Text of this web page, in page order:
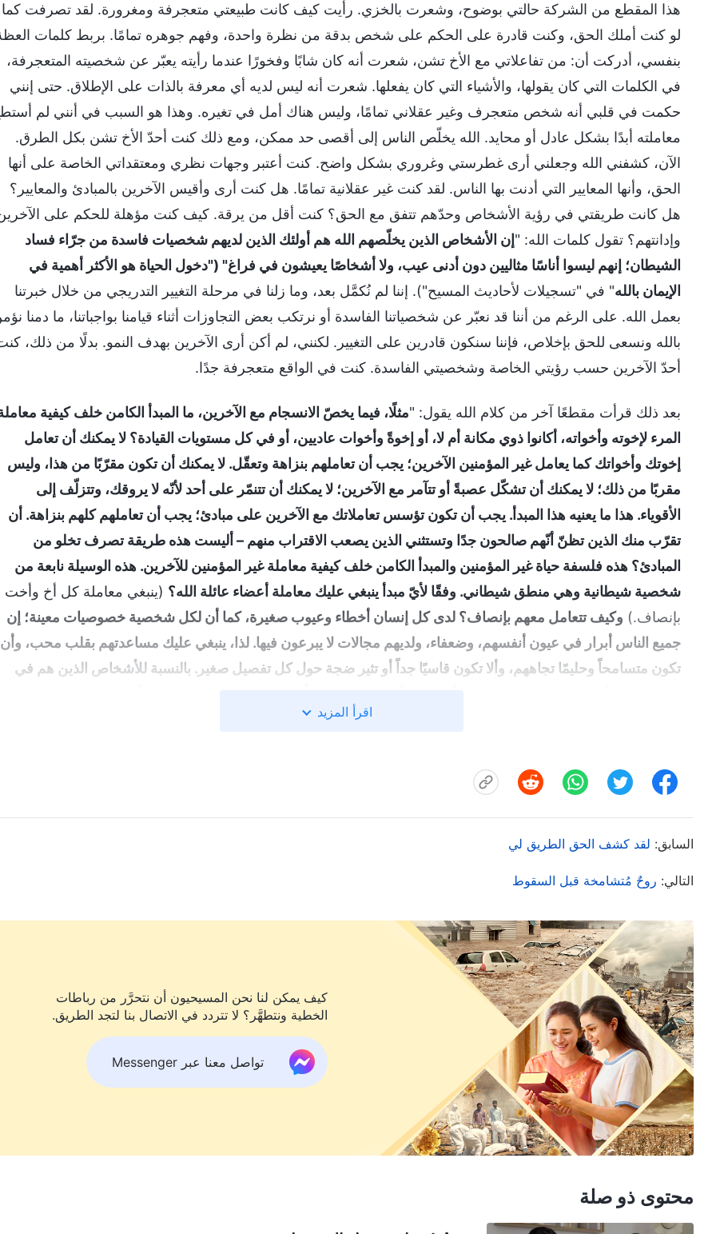
هذا المقطع من الشركة حالتي بوضوح، وشعرت بالخزي. رأيت كيف كانت طبيعتي متعجرفة ومغرورة. لقد تصرفت كما
لو كنت أملك الحق، وكنت قادرة على الحكم على شخص بدقة من نظرة واحدة، وفهم جوهره تمامًا. بربط كلمات
بنفسي، أدركت أن: من تفاعلاتي مع الأخ تشن، شعرت أنه كان شابًا وفخورًا عندما رأيته يعبّر عن شخصيته المتعجرفة،
في الكلمات التي كان يقولها، والأشياء التي كان يفعلها. شعرت أنه ليس لديه أي معرفة بالذات على الإطلاق. حتى إنني
حكمت في قلبي أنه شخص متعجرف وغير عقلاني تمامًا، وليس هناك أمل في تغيره. وهذا هو السبب في أنني لم
معاملته أبدًا بشكل عادل أو محايد. الله يخلّص الناس إلى أقصى حد ممكن، ومع ذلك كنت أحدّ الأخ تشن بكل الطرق.
الآن، كشفني الله وجعلني أرى غطرستي وغروري بشكل واضح. كنت أعتبر وجهات نظري ومعتقداتي الخاصة على أنها
الحق، وأنها المعايير التي أدنت بها الناس. لقد كنت غير عقلانية تمامًا. هل كنت أرى وأقيس الآخرين بالمبادئ والمعايير؟
هل كانت طريقتي في رؤية الأشخاص وحدّهم تتفق مع الحق؟ كنت أقل من يرقة. كيف كنت مؤهلة للحكم على
وإدانتهم؟ تقول كلمات الله: " إن الأشخاص الذين يخلّصهم الله هم أولئك الذين لديهم شخصيات فاسدة من جرّاء فساد
الشيطان؛ إنهم ليسوا أناسًا مثاليين دون أدنى عيب، ولا أشخاصًا يعيشون في فراغ" ("دخول الحياة هو الأكثر أهمية في
الإيمان بالله" في "تسجيلات لأحاديث المسيح"). إننا لم نُكمَّل بعد، وما زلنا في مرحلة التغيير التدريجي من خلال خبرتنا
بعمل الله. على الرغم من أننا قد نعبّر عن شخصياتنا الفاسدة أو نرتكب بعض التجاوزات أثناء قيامنا بواجباتنا، ما دمنا
بالله ونسعى للحق بإخلاص، فإننا سنكون قادرين على التغيير. لكنني، لم أكن أرى الآخرين بهدف النمو. بدلًا من ذلك،
أحدّ الآخرين حسب رؤيتي الخاصة وشخصيتي الفاسدة. كنت في الواقع متعجرفة جدًا.
بعد ذلك قرأت مقطعًا آخر من كلام الله يقول: "مثلًا، فيما يخصّ الانسجام مع الآخرين، ما المبدأ الكامن خلف كيفية
المرء لإخوته وأخواته، أكانوا ذوي مكانة أم لا، أو إخوةً وأخوات عاديين، أو في كل مستويات القيادة؟ لا يمكنك أن تعامل
إخوتك وأخواتك كما يعامل غير المؤمنين الآخرين؛ يجب أن تعاملهم بنزاهة وتعقّل. لا يمكنك أن تكون مقرّبًا من هذا، وليس
مقربًا من ذلك؛ لا يمكنك أن تشكّل عصبةً أو تتآمر مع الآخرين؛ لا يمكنك أن تتنمّر على أحد لأنّه لا يروقك، وتتزلّف إلى
الأقوياء. هذا ما يعنيه هذا المبدأ. يجب أن تكون تؤسس تعاملاتك مع الآخرين على مبادئ؛ يجب أن تعاملهم كلهم بنزاهة. أن
تقرّب منك الذين تظنّ أنّهم صالحون جدًا وتستثني الذين يصعب الاقتراب منهم – أليست هذه طريقة تصرف تخلو من
المبادئ؟ هذه فلسفة حياة غير المؤمنين والمبدأ الكامن خلف كيفية معاملة غير المؤمنين للآخرين. هذه الوسيلة نابعة من
شخصية شيطانية وهي منطق شيطاني. وفقًا لأيّ مبدأ ينبغي عليك معاملة أعضاء عائلة الله؟ (ينبغي معاملة كل أخ وأخت
بإنصاف.) وكيف تتعامل معهم بإنصاف؟ لدى كل إنسان أخطاء وعيوب صغيرة، كما أن لكل شخصية خصوصيات معينة؛ إن
جميع الناس أبرار في عيون أنفسهم، وضعفاء، ولديهم مجالات لا يبرعون فيها. لذا، ينبغي عليك مساعدتهم بقلب محب، وأن
تكون متسامحاً وحليمًا تجاههم، وألا تكون قاسيًا جداً أو تثير ضجة حول كل تفصيل صغير. بالنسبة للأشخاص الذين هم في
خاصة محددة، إذا عاملتهم بصرامة أو رفضت أن تغض الطرف عما فعلوا، فهذا ما يعرف بالفظاظة. أنت تتجاهل الشر
مساعدتهم، وتختار بدلًا من ذلك إثارة ضجة حول تلك الأمور، وإدانتهم من وراء ظهورهم، ما يؤدي إلى زيادة عدد الأشخاص
الذين يعارضونهم، ويستبعدونهم، وينبذونهم. أي نوع من السلوك هو هذا؟ يعدّ ذلك بمثابة القيام بالأشياء على أساس
الشخصية، وعدم القدرة على معاملة الناس بإنصاف؛ بل إنه يدل على شخصية شيطانية فاسدة! وهذا لتجاوز! عندما يقوم
الناس بأمور كهذه، فالله يراقب، ومهما فعلت وكيفما فكرت، فإنه يرى! إذا كنت ترغب في فهم المبادئ، فيجب أن تفهم
الحقّ. وبمجرد أن تفهم الحق، ستتمكّن من فهم مشيئة الله. وإذا لم تفهم الحقّ، فمن المؤكد أنك لن تفهم مشيئة الله.
معاملة الآخرين مبينة بوضوح ومحددة في كلمات الله؛ كما أن أسلوب تعامل الله مع الإنسانية هو الأسلوب الذي يجب أن
يتّبعه الناس في تعامل أحدهم مع الآخر. كيف يتعامل الله مع كل شخص بمفرده؟ بعض الناس غير ناضجي القامة، أو هم
سنّ الشباب، أو هم آمنوا بالله منذ فترة قصيرة فقط. إن طبيعة بعض الأشخاص وجوهرهم ليسا سيئين أو خبيثين؛ كل ما
الأمر أنهم جاهلون نوعًا ما أو لديهم قدرات ضعيفة، أو أنهم تعرضوا لإفساد شديد من قِبل المجتمع. إنهم لم يتمكّنوا من
الدخول في واقع الحق، ولذا فمن الصعب عليهم الإحجام عن القيام ببعض الحماقات أو ارتكاب بعض الجهالات. أما من
نظر الله، فإن مثل هذه الأمور ليست ذات أهمية. إنه ينظر إلى قلوب الناس فحسب؛ فإن كانوا مصممين على الدخول في
واقع الحقّ، فإنهم يسيرون في الاتجاه الصحيح، وهذا هو هدفهم. ومن ثمّ، فإن الله يراقبهم، وينتظرهم، ويمنحهم الوقت
ويقدّم لهم الفرص التي تسمح لهم بالدخول في الحق. إنّ الله لا يطْبِق على مثل هؤلاء بضربة واحدة، أو يقضي عليهم ما إن
يرفعوا رؤوسهم؛ فالله لم يعامل الناس بهذه الطريقة أبداً. ومع ذلك، إذا كان الناس يعاملون بعضهم البعض بهذه الطريقة،
أفلا يعكس ذلك شخصيتهم الفاسدة؟ هذه هي بالضبط شخصيتهم الفاسدة. عليك أن تنظر إلى كيفية معاملة الله للجاهلين
وكيف يعامل أولئك الذين هم خبثاء. لدى الله طرق مختلفة للتعامل مع مختلف أنواع البشر، ولديه أيضًا طرق مختلفة لإدارة
اقرأ المزيد
السابق: لقد كشف الحق الطريق لي
التالي: روحٌ مُتشامخة قبل السقوط
كيف يمكن لنا نحن المسيحيون أن نتحرَّر من رباطات
الخطية ونتطهَّر؟ لا تتردد في الاتصال بنا لتجد الطريق.
تواصل معنا عبر Messenger
محتوى ذو صلة